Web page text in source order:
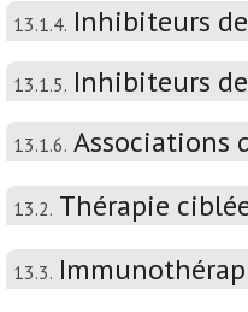
13.1.4. Inhibiteurs
13.1.5. Inhibiteurs
13.1.6. Associations
13.2. Thérapie
13.3.